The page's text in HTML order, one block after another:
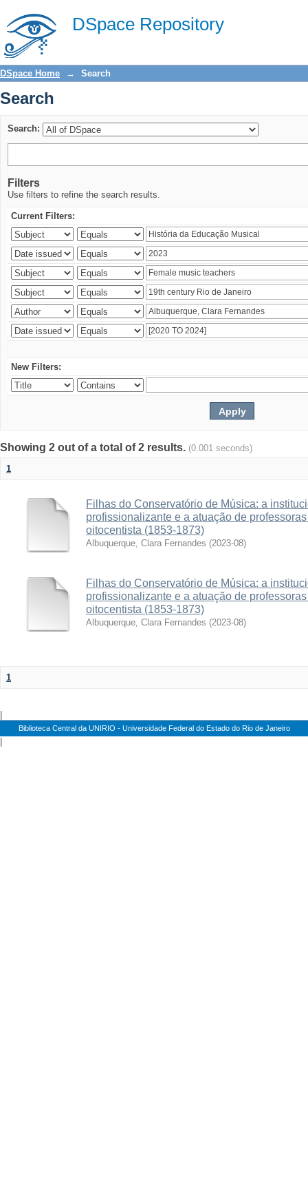
DSpace Repository
Search
DSpace Home → Search
Search
Search:
Filters
Use filters to refine the search results.
Current Filters:
New Filters:
Showing 2 out of a total of 2 results. (0.001 seconds)
1
Filhas do Conservatório de Música: a
profissionalizante e a atuação de
oitocentista (1853-1873)
Albuquerque, Clara Fernandes (2023-08)
Filhas do Conservatório de Música: a
profissionalizante e a atuação de
oitocentista (1853-1873)
Albuquerque, Clara Fernandes (2023-08)
1
Biblioteca Central da UNIRIO - Universidade Federal do Estado do Rio de Janeiro